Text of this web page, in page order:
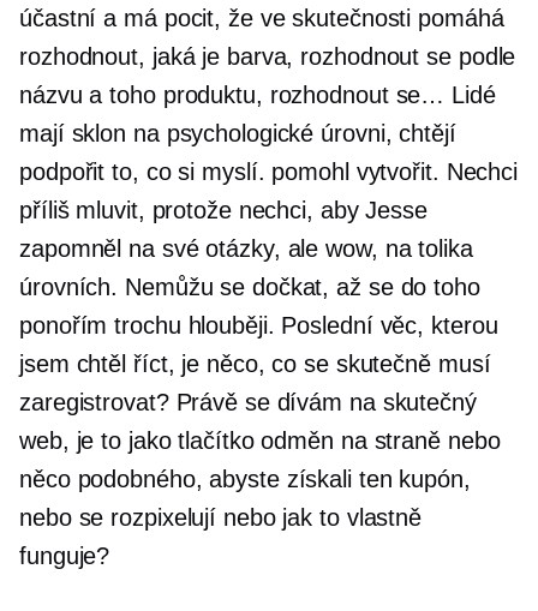
účastní a má pocit, že ve skutečnosti pomáhá
rozhodnout, jaká je barva, rozhodnout se podle
názvu a toho produktu, rozhodnout se… Lidé
mají sklon na psychologické úrovni, chtějí
podpořit to, co si myslí. pomohl vytvořit. Nechci
příliš mluvit, protože nechci, aby Jesse
zapomněl na své otázky, ale wow, na tolika
úrovních. Nemůžu se dočkat, až se do toho
ponořím trochu hlouběji. Poslední věc, kterou
jsem chtěl říct, je něco, co se skutečně musí
zaregistrovat? Právě se dívám na skutečný
web, je to jako tlačítko odměn na straně nebo
něco podobného, ​​abyste získali ten kupón,
nebo se rozpixelují nebo jak to vlastně
funguje?